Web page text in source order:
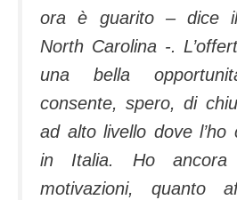
ora è guarito – dice
North Carolina -.
una bella
consente, spero, di
ad alto livello dove l’ho
in Italia. Ho ancora
motivazioni, quanto